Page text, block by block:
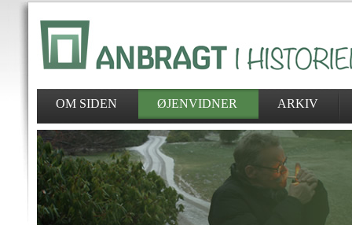
OM SIDEN ØJENVIDNER ARKIV